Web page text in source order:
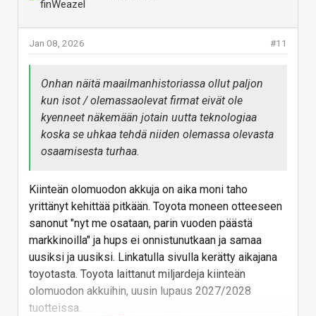
#11
Jan 08, 2026
Onhan näitä maailmanhistoriassa ollut paljon
kun isot / olemassaolevat firmat eivät ole
kyenneet näkemään jotain uutta teknologiaa
koska se uhkaa tehdä niiden olemassa olevasta
osaamisesta turhaa.
Kiinteän olomuodon akkuja on aika moni taho
yrittänyt kehittää pitkään. Toyota moneen otteeseen
sanonut "nyt me osataan, parin vuoden päästä
markkinoilla" ja hups ei onnistunutkaan ja samaa
uusiksi ja uusiksi. Linkatulla sivulla kerätty aikajana
toyotasta. Toyota laittanut miljardeja kiinteän
olomuodon akkuihin, uusin lupaus 2027/2028
tuotteissa.